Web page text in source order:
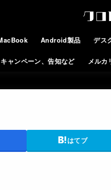
Android製品 デス
キャンペーン、告知など メルカ
はてブ